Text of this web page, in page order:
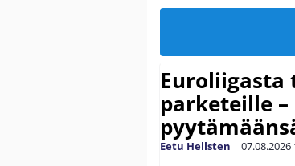
Euroliigasta
parketeille –
Eetu Hellsten | 07.08.2026